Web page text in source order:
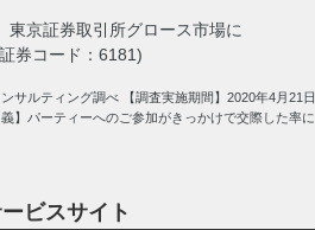
東京証券取引所グロース市場に
券コード：6181)
サルティング調べ 【調査実施期間】2020年4月21日
】パーティーへのご参加がきっかけで交際した率に
ビスサイト